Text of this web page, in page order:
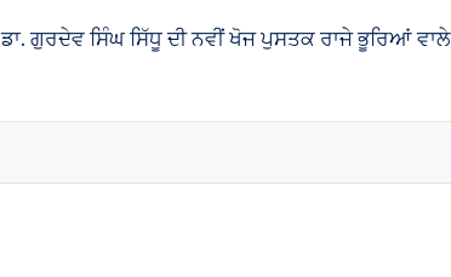
ਡਾ. ਗੁਰਦੇਵ ਸਿੰਘ ਸਿੱਧੂ ਦੀ ਨਵੀਂ ਖੋਜ ਪੁਸਤਕ ਰਾਜੇ ਭੂਰਿਆਂ ਵਾਲੇ